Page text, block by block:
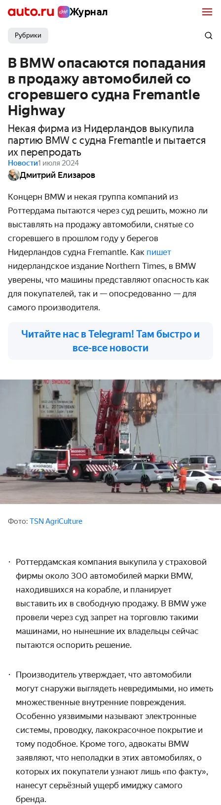
Журнал
Рубрики
В BMW опасаются попадания
в продажу автомобилей со
сгоревшего судна Fremantle
Highway
Некая фирма из Нидерландов выкупила
партию BMW с судна Fremantle и пытается
их перепродать
Новости1 июля 2024
Дмитрий Елизаров
Концерн BMW и некая группа компаний из
Роттердама пытаются через суд решить, можно ли
выставлять на продажу автомобили, снятые со
сгоревшего в прошлом году у берегов
Нидерландов судна Fremantle. Как пишет
нидерландское издание Northern Times, в BMW
уверены, что машины представляют опасность как
для покупателей, так и — опосредованно — для
самого производителя.
Читайте нас в Telegram! Там быстро и
все-все новости
Фото: TSN AgriCulture
Роттердамская компания выкупила у страховой
фирмы около 300 автомобилей марки BMW,
находившихся на корабле, и планирует
выставить их в свободную продажу. В BMW уже
провели через суд запрет на торговлю такими
машинами, но нынешние их владельцы сейчас
пытаются оспорить решение.
Производитель утверждает, что автомобили
могут снаружи выглядеть невредимыми, но иметь
множественные внутренние повреждения.
Особенно уязвимыми называют электронные
системы, проводку, лакокрасочное покрытие и
тому подобное. Кроме того, адвокаты BMW
заявляют, что неполадки в этих автомобилях, о
которых их покупатели узнают лишь «по факту»,
нанесут серьёзный ущерб имиджу самого
бренда.